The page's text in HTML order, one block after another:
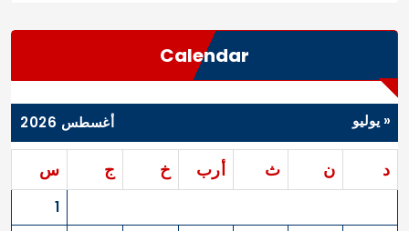
Calendar
أغسطس 2026
د ن ث أرب خ ج س
1
« يوليو